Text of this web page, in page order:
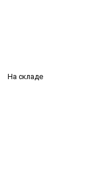
На складе